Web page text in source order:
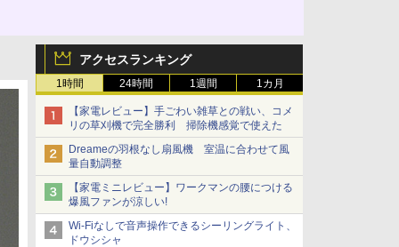
アクセスランキング
1時間 24時間 1週間 1カ月
【家電レビュー】手ごわい雑草との戦い、コメ
リの草刈機で完全勝利 掃除機感覚で使えた
Dreameの羽根なし扇風機 室温に合わせて風
量自動調整
【家電ミニレビュー】ワークマンの腰につける
爆風ファンが涼しい!
Wi-Fiなしで音声操作できるシーリングライト、
ドウシシャ